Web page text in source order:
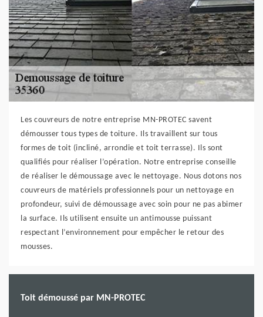
Les couvreurs de notre entreprise MN-PROTEC savent
démousser tous types de toiture. Ils travaillent sur tous
formes de toit (incliné, arrondie et toit terrasse). Ils sont
qualifiés pour réaliser l’opération. Notre entreprise conseille
de réaliser le démoussage avec le nettoyage. Nous dotons nos
couvreurs de matériels professionnels pour un nettoyage en
profondeur, suivi de démoussage avec soin pour ne pas abimer
la surface. Ils utilisent ensuite un antimousse puissant
respectant l’environnement pour empêcher le retour des
mousses.
Toit démoussé par MN-PROTEC